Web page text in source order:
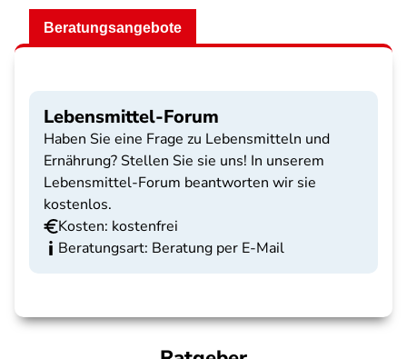
Beratungsangebote
Lebensmittel-Forum
Haben Sie eine Frage zu Lebensmitteln und
Ernährung? Stellen Sie sie uns! In unserem
Lebensmittel-Forum beantworten wir sie
kostenlos.
Kosten: kostenfrei
Beratungsart: Beratung per E-Mail